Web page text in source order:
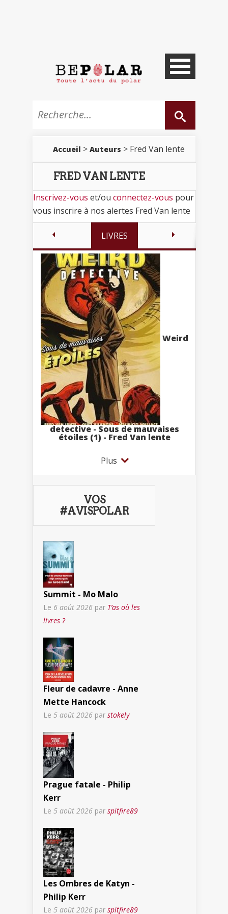
Accueil > Auteurs > Fred Van lente
FRED VAN LENTE
Inscrivez-vous et/ou connectez-vous pour
vous inscrire à nos alertes Fred Van lente
LIVRES
Weird
detective - Sous de mauvaises
étoiles (1) - Fred Van lente
Plus
VOS
#AVISPOLAR
Summit - Mo Malo
Le 6 août 2026 par T’as où les
livres ?
Fleur de cadavre - Anne
Mette Hancock
Le 5 août 2026 par stokely
Prague fatale - Philip
Kerr
Le 5 août 2026 par spitfire89
Les Ombres de Katyn -
Philip Kerr
Le 5 août 2026 par spitfire89